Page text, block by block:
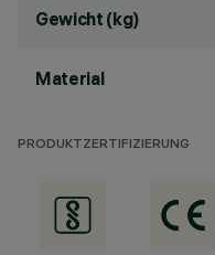
Gewicht (kg)
Material
PRODUKTZERTIFIZIERUNG